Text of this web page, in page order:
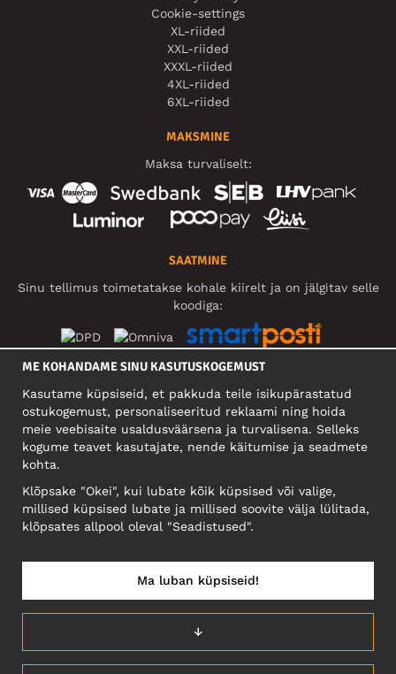
Cookie-settings
XL-riided
XXL-riided
XXXL-riided
4XL-riided
6XL-riided
MAKSMINE
Maksa turvaliselt:
SAATMINE
Sinu tellimus toimetatakse kohale kiirelt ja on jälgitav selle
koodiga:
FIRMA
Mäeküla tn 9, EE-13525 Tallinn
Reg: 17449603, KMKR: EE102960721
EESTI/EESTI KEEL
ME KOHANDAME SINU KASUTUSKOGEMUST
Kasutame küpsiseid, et pakkuda teile isikupärastatud
ostukogemust, personaliseeritud reklaami ning hoida
meie veebisaite usaldusväärsena ja turvalisena. Selleks
kogume teavet kasutajate, nende käitumise ja seadmete
kohta.
Klõpsake "Okei", kui lubate kõik küpsised või valige,
millised küpsised lubate ja millised soovite välja lülitada,
klõpsates allpool oleval "Seadistused".
↓
Ma luban küpsiseid!